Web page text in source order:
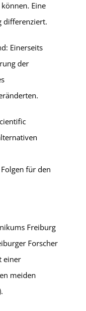
Eine
differenziert.
Einerseits
der
für den
Freiburg
Forscher
einer
meiden